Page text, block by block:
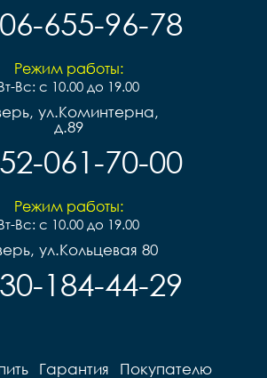
655-96-78
Режим работы:
Вс: с 10.00 до 19.00
ул.Коминтерна,
д.89
061-70-00
Режим работы:
Вс: с 10.00 до 19.00
ул.Кольцевая 80
184-44-29
Гарантия Покупателю